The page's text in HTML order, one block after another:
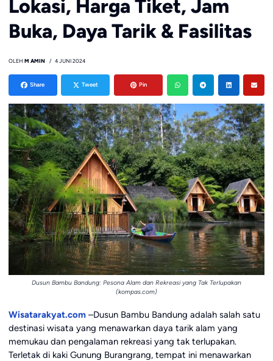
Lokasi, Harga Tiket, Jam
Buka, Daya Tarik & Fasilitas
OLEH M AMIN 4 JUNI 2024
Share Tweet Pin
Dusun Bambu Bandung: Pesona Alam dan Rekreasi yang Tak Terlupakan
(kompas.com)
Wisatarakyat.com –Dusun Bambu Bandung adalah salah satu
destinasi wisata yang menawarkan daya tarik alam yang
memukau dan pengalaman rekreasi yang tak terlupakan.
Terletak di kaki Gunung Burangrang, tempat ini menawarkan